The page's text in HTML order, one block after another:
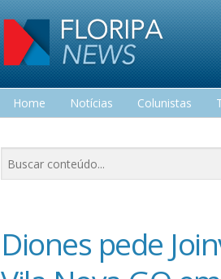
Home Notícias Colunistas
Diones pede